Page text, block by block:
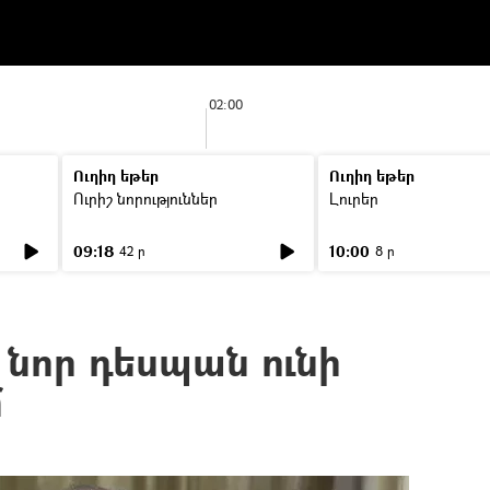
02:00
Ուղիղ եթեր
Ուրիշ նորություններ
09:18 42 ր
Ուղիղ եթեր
Լուրեր
10:00 8 ր
դեսպան ունի